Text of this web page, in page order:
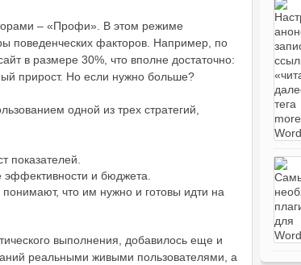
– «Профи». В этом режиме
поведенческих факторов. Например, по
в размере 30%, что вполне достаточно:
прирост. Но если нужно больше?
одной из трех стратегий,
и бюджета.
что им нужно и готовы идти на
выполнения, добавилось еще и
реальными живыми пользователями, а